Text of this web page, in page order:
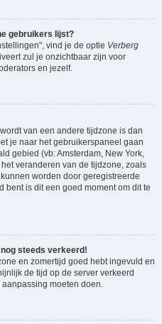
gebruikers lijst?
vind je de optie Verberg
zul je onzichtbaar zijn voor
en jezelf.
van een andere tijdzone is dan
je naar het gebruikerspaneel gaan
gebied (vb: Amsterdam, New York,
veranderen van de tijdzone, zoals
worden door geregistreerde
bent is dit een goed moment om dit te
nog steeds verkeerd!
en zomertijd goed hebt ingevuld en
de tijd op de server verkeerd
moeten doen.